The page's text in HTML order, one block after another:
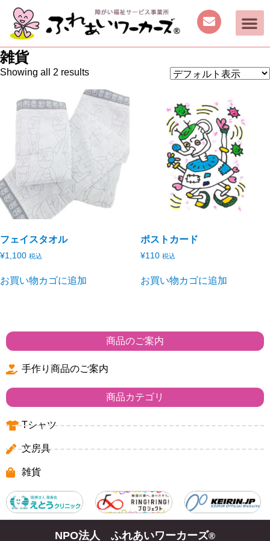
雑貨
Showing all 2 results
フェイスタオル
¥1,100 税込
お買い物カゴに追加
ポストカード
¥110 税込
お買い物カゴに追加
商品のご案内
手作り商品のご案内
商品カテゴリ
Tシャツ
文房具
雑貨
NPO法人 ふれあいワーカーズ®